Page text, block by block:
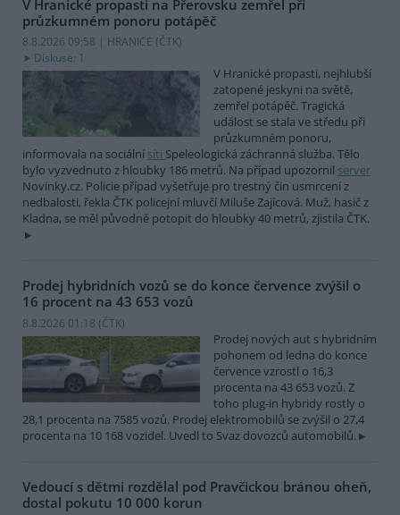
V Hranické propasti na Přerovsku zemřel při
průzkumném ponoru potápěč
8.8.2026 09:58 | HRANICE (ČTK)
Diskuse: 1
V Hranické propasti, nejhlubší
zatopené jeskyni na světě,
zemřel potápěč. Tragická
událost se stala ve středu při
průzkumném ponoru,
informovala na sociální síti Speleologická záchranná služba. Tělo
bylo vyzvednuto z hloubky 186 metrů. Na případ upozornil server
Novinky.cz. Policie případ vyšetřuje pro trestný čin usmrcení z
nedbalosti, řekla ČTK policejní mluvčí Miluše Zajícová. Muž, hasič z
Kladna, se měl původně potopit do hloubky 40 metrů, zjistila ČTK.
Prodej hybridních vozů se do konce července zvýšil o
16 procent na 43 653 vozů
8.8.2026 01:18 (ČTK)
Prodej nových aut s hybridním
pohonem od ledna do konce
července vzrostl o 16,3
procenta na 43 653 vozů. Z
toho plug-in hybridy rostly o
28,1 procenta na 7585 vozů. Prodej elektromobilů se zvýšil o 27,4
procenta na 10 168 vozidel. Uvedl to Svaz dovozců automobilů.
Vedoucí s dětmi rozdělal pod Pravčickou bránou oheň,
dostal pokutu 10 000 korun